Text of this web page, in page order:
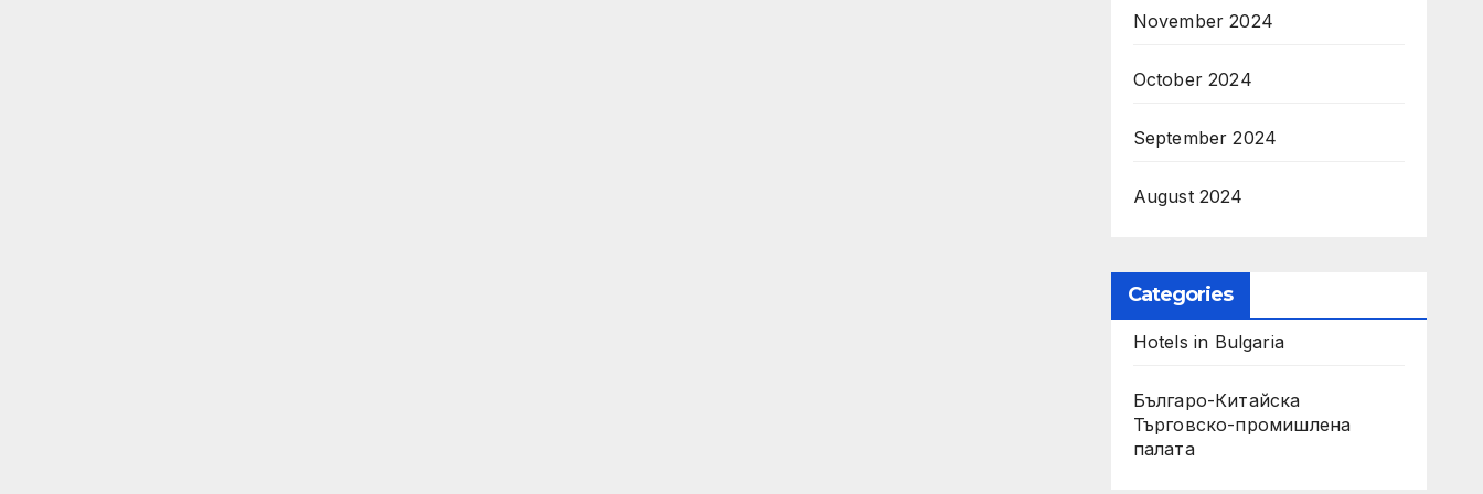
November 2024
October 2024
September 2024
August 2024
Categories
Hotels in Bulgaria
Българо-Китайска
Търговско-промишлена
палaта